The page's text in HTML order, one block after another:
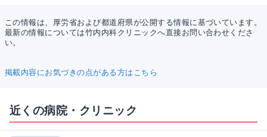
この情報は、厚労省および都道府県が公開する情報に基づいています。
最新の情報については竹内内科クリニックへ直接お問い合わせくださ
い。
掲載内容にお気づきの点がある方はこちら
近くの病院・クリニック